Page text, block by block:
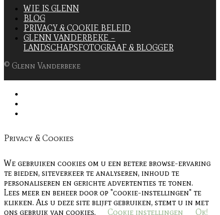
WIE IS GLENN
BLOG
PRIVACY & COOKIE BELEID
GLENN VANDERBEKE –
LANDSCHAPSFOTOGRAAF & BLOGGER
© Glenn Vanderbeke
Privacy & Cookies
We gebruiken cookies om u een betere browse-ervaring
te bieden, siteverkeer te analyseren, inhoud te
personaliseren en gerichte advertenties te tonen.
Lees meer en beheer door op "cookie-instellingen" te
klikken. Als u deze site blijft gebruiken, stemt u in met
ons gebruik van cookies.
Cookie instellingen
Ok!